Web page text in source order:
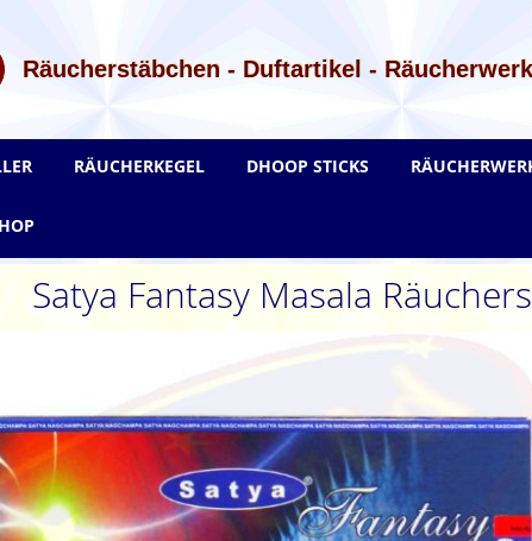
Räucherstäbchen - Duftartikel - Räucherwerk
Satya Fantasy Masala
RÄUCHERKEGEL DHOOP STICKS